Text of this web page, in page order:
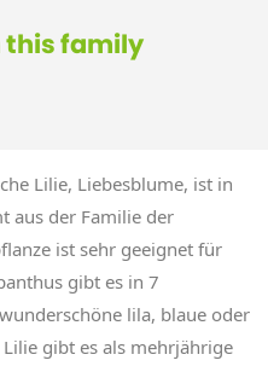
this family
Lilie, Liebesblume, ist in
aus der Familie der
ist sehr geeignet für
gibt es in 7
lila, blaue oder
gibt es als mehrjährige